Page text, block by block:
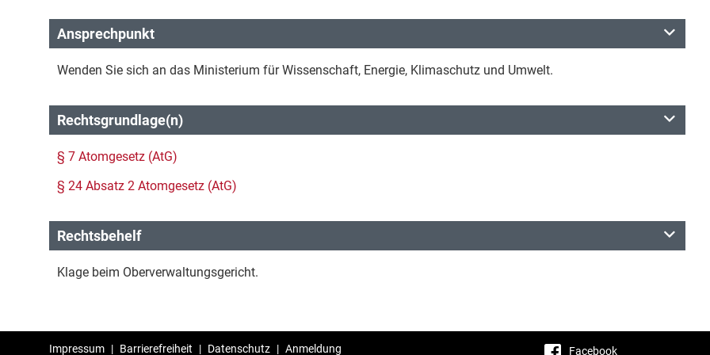
Ansprechpunkt
Wenden Sie sich an das Ministerium für Wissenschaft, Energie, Klimaschutz und Umwelt.
Rechtsgrundlage(n)
§ 7 Atomgesetz (AtG)
§ 24 Absatz 2 Atomgesetz (AtG)
Rechtsbehelf
Klage beim Oberverwaltungsgericht.
Impressum | Barrierefreiheit | Datenschutz | Anmeldung Facebook